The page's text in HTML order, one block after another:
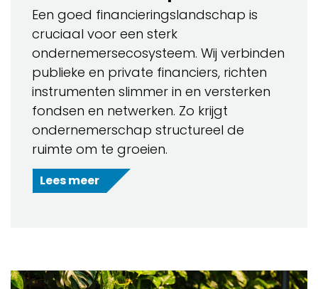
Een goed financieringslandschap is
cruciaal voor een sterk
ondernemersecosysteem. Wij verbinden
publieke en private financiers, richten
instrumenten slimmer in en versterken
fondsen en netwerken. Zo krijgt
ondernemerschap structureel de
ruimte om te groeien.
Lees meer